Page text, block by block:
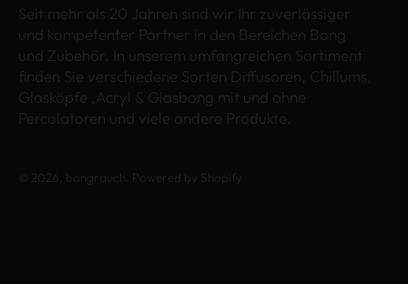
Seit mehr als 20 Jahren sind wir Ihr zuverlässiger
und kompetenter Partner in den Bereichen Bong
und Zubehör. In unserem umfangreichen Sortiment
finden Sie verschiedene Sorten Diffusoren, Chillums,
Glasköpfe ,Acryl & Glasbong mit und ohne
Percolatoren und viele andere Produkte.
© 2026, bongrauch . Powered by Shopify